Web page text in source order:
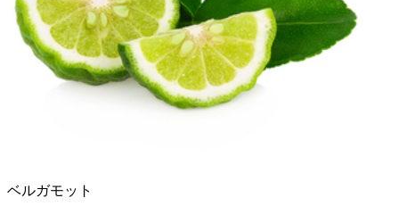
ベルガモット